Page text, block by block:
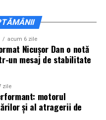
18:00.
și Ioana
dinCinema City
de la 18:30și vor
alături de
laCinema City
acum 6 zile
Nicușor Dan o notă
un mesaj de stabilitate
zile
motorul
și al atragerii de